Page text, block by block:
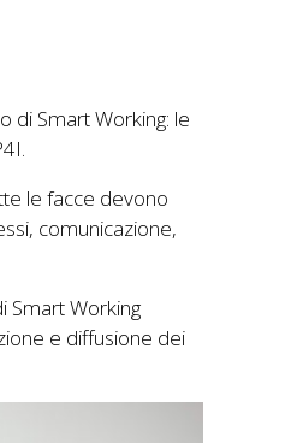
di Smart Working: le
le facce devono
comunicazione,
Smart Working
e diffusione dei